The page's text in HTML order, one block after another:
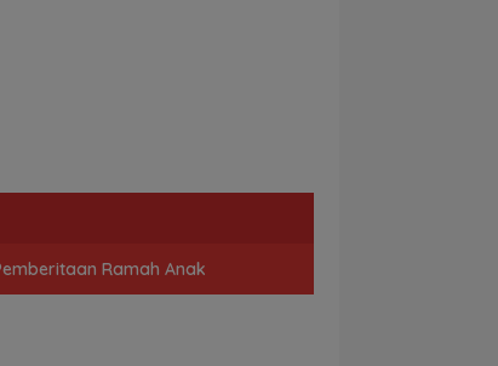
Ramah Anak